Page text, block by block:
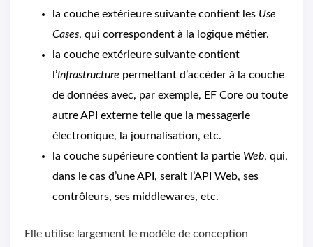
la couche extérieure suivante contient les Use
Cases, qui correspondent à la logique métier.
la couche extérieure suivante contient
l’Infrastructure permettant d’accéder à la couche
de données avec, par exemple, EF Core ou toute
autre API externe telle que la messagerie
électronique, la journalisation, etc.
la couche supérieure contient la partie Web, qui,
dans le cas d’une API, serait l’API Web, ses
contrôleurs, ses middlewares, etc.
Elle utilise largement le modèle de conception